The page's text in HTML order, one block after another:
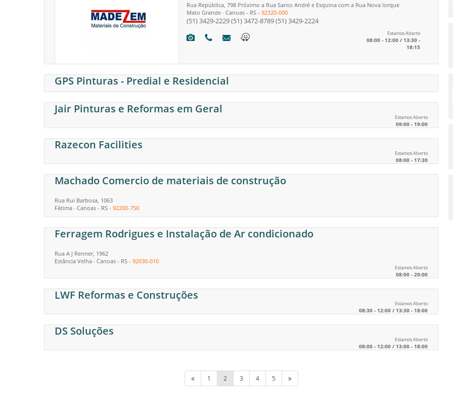
Rua República, 798 Próximo a Rua Santo André e Esquina com a Rua Nova Iorque
Mato Grande - Canoas - RS - 92320-000
(51) 3429-2229(51) 3472-8789(51) 3429-2224
Estamos Aberto
08:00 - 12:00 / 13:30 -
18:15
GPS Pinturas - Predial e Residencial
Jair Pinturas e Reformas em Geral
Estamos Aberto
09:00 - 19:00
Razecon Facilities
Estamos Aberto
08:00 - 17:30
Machado Comercio de materiais de construção
Rua Rui Barbosa, 1063
Fátima - Canoas - RS - 92200-750
Ferragem Rodrigues e Instalação de Ar condicionado
Rua A J Renner, 1962
Estância Velha - Canoas - RS - 92030-010
Estamos Aberto
08:00 - 20:00
LWF Reformas e Construções
Estamos Aberto
08:30 - 12:00 / 13:30 - 18:00
DS Soluções
Estamos Aberto
08:00 - 12:00 / 13:00 - 18:00
1 2 3 4 5